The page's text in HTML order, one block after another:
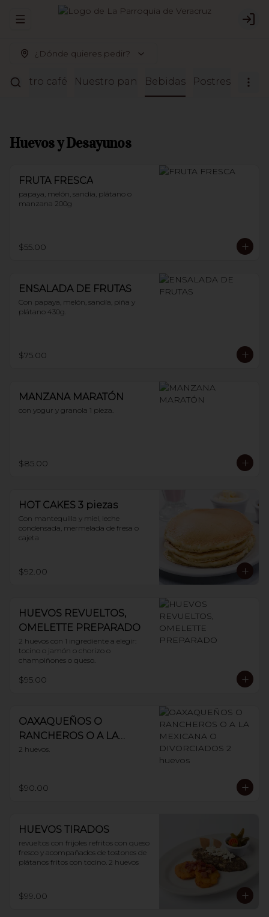
Abrir menu de navegación
¿Dónde quieres pedir?
Nuestro café Nuestro pan Bebidas Postres
Huevos y Desayunos
FRUTA FRESCA
papaya, melón, sandía, plátano o
manzana 200g
$55.00
ENSALADA DE FRUTAS
Con papaya, melón, sandía, piña y
plátano 430g.
$75.00
MANZANA MARATÓN
con yogur y granola 1 pieza.
$85.00
HOT CAKES 3 piezas
Con mantequilla y miel, leche
condensada, mermelada de fresa o
cajeta
$92.00
HUEVOS REVUELTOS,
OMELETTE PREPARADO
2 huevos con 1 ingrediente a elegir:
tocino o jamón o chorizo o
champiñones o queso.
$95.00
OAXAQUEÑOS O
RANCHEROS O A LA
MEXICANA O
2 huevos.
$90.00
HUEVOS TIRADOS
revueltos con frijoles refritos con queso
fresco y acompañados de tostones de
plátanos fritos con tocino. 2 huevos
$99.00